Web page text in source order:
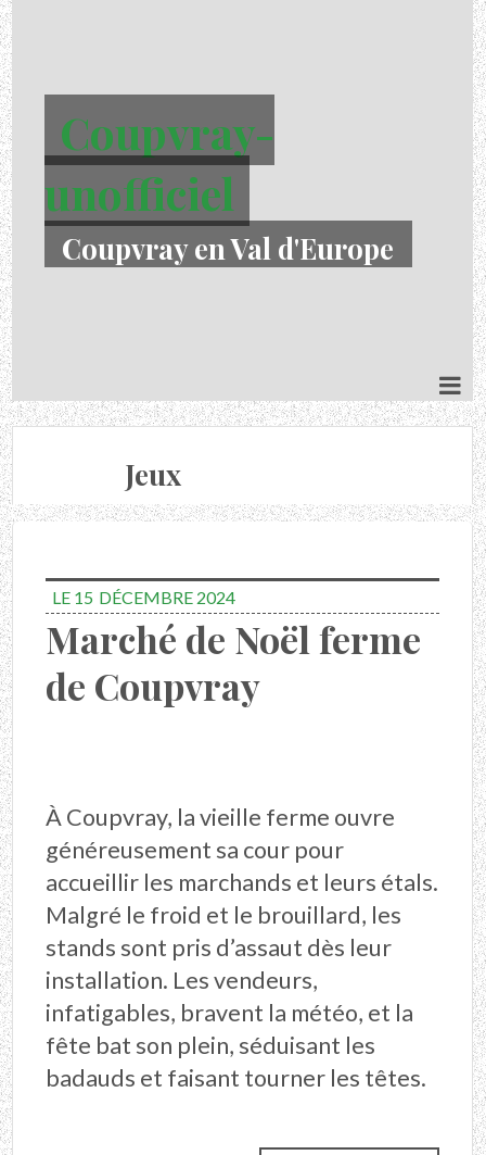
Coupvray-
unofficiel
Coupvray en Val d'Europe
Jeux
LE 15 DÉCEMBRE 2024
Marché de Noël ferme
de Coupvray
À Coupvray, la vieille ferme ouvre
généreusement sa cour pour
accueillir les marchands et leurs étals.
Malgré le froid et le brouillard, les
stands sont pris d’assaut dès leur
installation. Les vendeurs,
infatigables, bravent la météo, et la
fête bat son plein, séduisant les
badauds et faisant tourner les têtes.